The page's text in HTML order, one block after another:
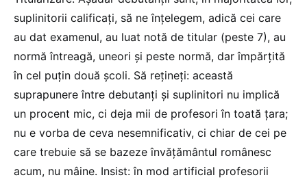
suplinitorii calificați, să ne înțelegem, adică cei care
au dat examenul, au luat notă de titular (peste 7), au
normă întreagă, uneori și peste normă, dar împărțită
în cel puțin două școli. Să rețineți: această
suprapunere între debutanți și suplinitori nu implică
un procent mic, ci deja mii de profesori în toată țara;
nu e vorba de ceva nesemnificativ, ci chiar de cei pe
care trebuie să se bazeze învățământul românesc
acum, nu mâine. Insist: în mod artificial profesorii